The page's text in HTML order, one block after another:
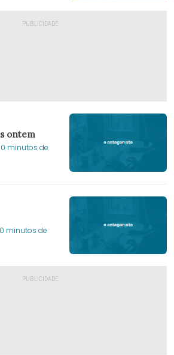
ontem
0 minutos de
0 minutos de